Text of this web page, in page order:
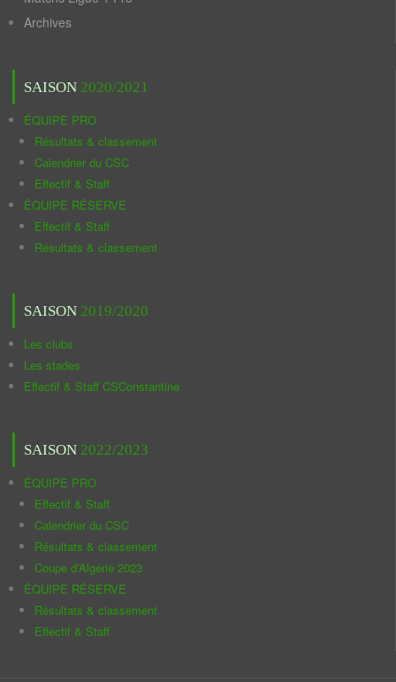
Archives
SAISON 2020/2021
ÉQUIPE PRO
Résultats & classement
Calendrier du CSC
Effectif & Staff
ÉQUIPE RÉSERVE
Effectif & Staff
Résultats & classement
SAISON 2019/2020
Les clubs
Les stades
Effectif & Staff CSConstantine
SAISON 2022/2023
ÉQUIPE PRO
Effectif & Staff
Calendrier du CSC
Résultats & classement
Coupe d'Algérie 2023
ÉQUIPE RÉSERVE
Résultats & classement
Effectif & Staff